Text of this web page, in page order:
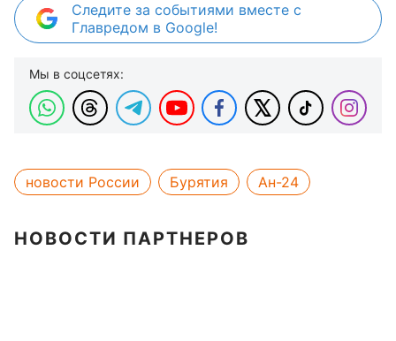
Следите за событиями вместе с
Главредом в Google!
Мы в соцсетях:
новости России Бурятия Ан-24
НОВОСТИ ПАРТНЕРОВ